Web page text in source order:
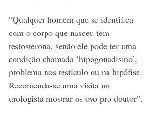
“Qualquer homem que se identifica
com o corpo que nasceu tem
testosterona, senão ele pode ter uma
condição chamada ‘hipogonadismo’,
problema nos testículo ou na hipófise.
Recomenda-se uma visita no
urologista mostrar os ovo pro doutor”.